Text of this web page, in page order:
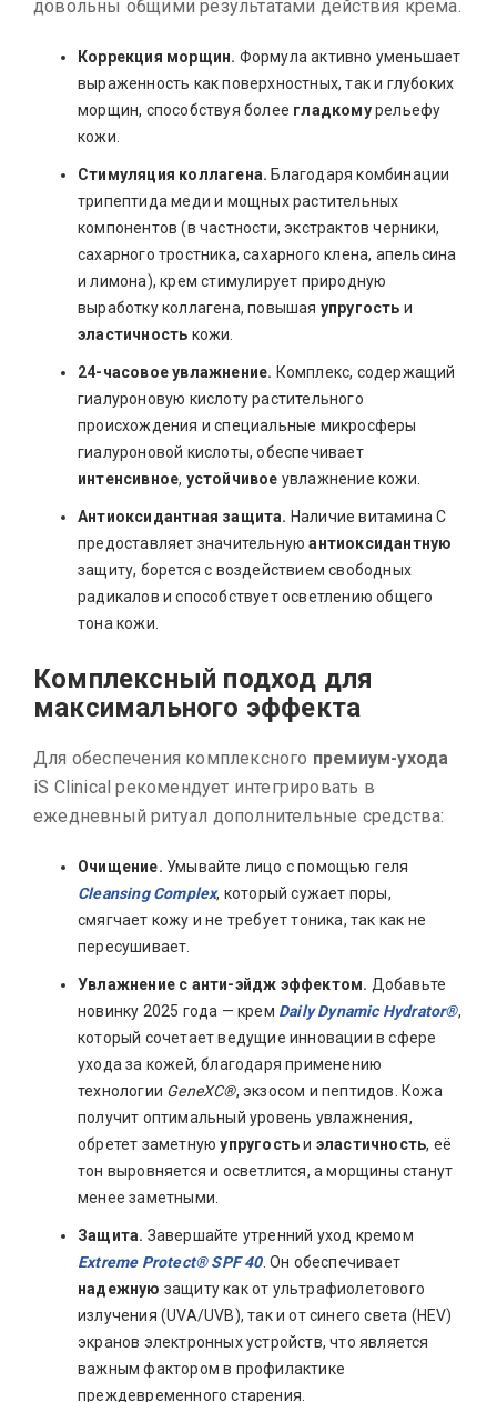
довольны общими результатами действия крема.
Коррекция морщин. Формула активно уменьшает
выраженность как поверхностных, так и глубоких
морщин, способствуя более гладкомурельефу
кожи.
Стимуляция коллагена. Благодаря комбинации
трипептида меди и мощных растительных
компонентов (в частности, экстрактов черники,
сахарного тростника, сахарного клена, апельсина
и лимона), крем стимулирует природную
выработку коллагена, повышая упругость и
эластичность кожи.
24-часовое увлажнение. Комплекс, содержащий
гиалуроновую кислоту растительного
происхождения и специальные микросферы
гиалуроновой кислоты, обеспечивает
интенсивное, устойчивое увлажнение кожи.
Антиоксидантная защита. Наличие витамина С
предоставляет значительнуюантиоксидантную
защиту, борется с воздействием свободных
радикалов и способствует осветлению общего
тона кожи.
Комплексный подход для
максимального эффекта
Для обеспечения комплексного премиум-ухода
iS Clinical рекомендует интегрировать в
ежедневный ритуал дополнительные средства:
Очищение. Умывайте лицо с помощью геля
Cleansing Complex, который сужает поры,
смягчает кожу и не требует тоника, так как не
пересушивает.
Увлажнение с анти-эйдж эффектом. Добавьте
новинку 2025 года — крем Daily Dynamic Hydrator®,
который сочетает ведущие инновации в сфере
ухода за кожей, благодаря применению
технологии GeneXC®, экзосом и пептидов. Кожа
получит оптимальный уровень увлажнения,
обретет заметнуюупругостьи эластичность, её
тон выровняется и осветлится, а морщины станут
менее заметными.
Защита. Завершайте утренний уход кремом
Extreme Protect® SPF 40. Он обеспечивает
надежную защиту как от ультрафиолетового
излучения (UVA/UVB), так и от синего света (HEV)
экранов электронных устройств, что является
важным фактором в профилактике
преждевременного старения.